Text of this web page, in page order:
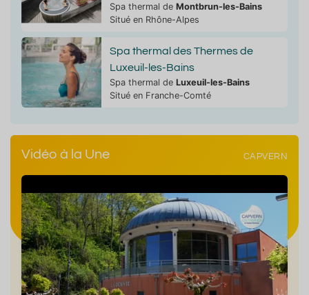
Spa thermal de Montbrun-les-Bains
Situé en Rhône-Alpes
Spa thermal des Thermes de
Luxeuil-les-Bains
Spa thermal de Luxeuil-les-Bains
Situé en Franche-Comté
Vidéo à la Une CAPVERN